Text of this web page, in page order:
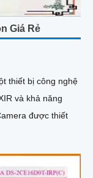
Giá Rẻ
thiết bị công nghệ
và khả năng